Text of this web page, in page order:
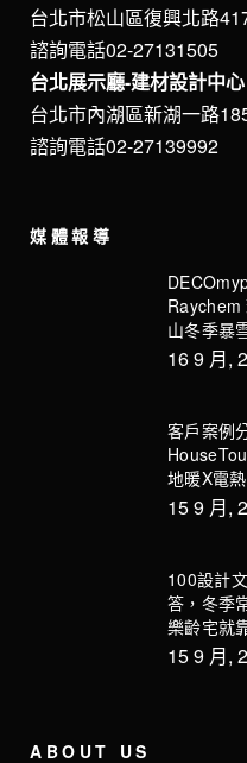
台北市松山區復興北路
諮詢電話02-27131505
台北展示廳-建材設計中心
台北市內湖區新湖一路
諮詢電話02-27139992
媒體報導
Raychem
山冬季暴
16 9 月,
客戶案例
地暖X電
15 9 月,
100設計
答，冬季
樂齡宅就
15 9 月,
ABOUT US